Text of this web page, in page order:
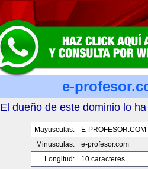
e-
El dueño de este dominio lo
Mayusculas:
E-PROFESOR.COM
Minusculas:
e-profesor.com
Longitud:
10 caracteres